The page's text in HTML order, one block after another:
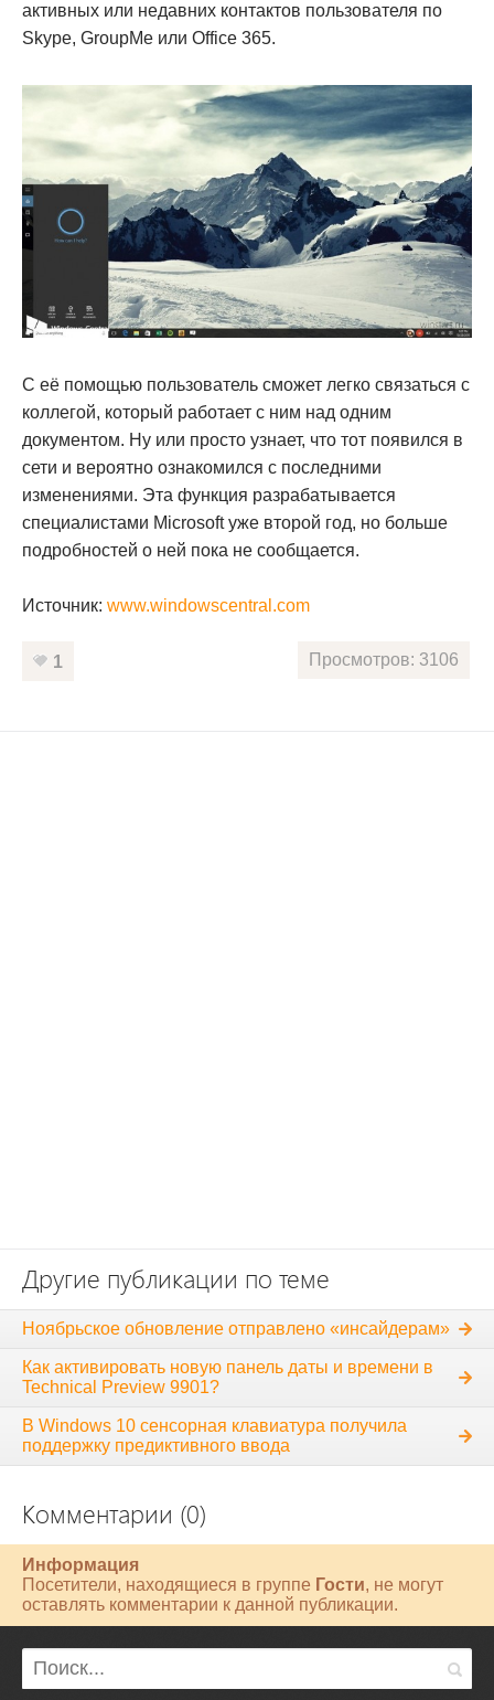
активных или недавних контактов пользователя по
Skype, GroupMe или Office 365.
С её помощью пользователь сможет легко связаться с
коллегой, который работает с ним над одним
документом. Ну или просто узнает, что тот появился в
сети и вероятно ознакомился с последними
изменениями. Эта функция разрабатывается
специалистами Microsoft уже второй год, но больше
подробностей о ней пока не сообщается.
Источник: www.windowscentral.com
1 Просмотров: 3106
Другие публикации по теме
Ноябрьское обновление отправлено «инсайдерам»
Как активировать новую панель даты и времени в
Technical Preview 9901?
В Windows 10 сенсорная клавиатура получила
поддержку предиктивного ввода
Комментарии (0)
Информация
Посетители, находящиеся в группе Гости, не могут
оставлять комментарии к данной публикации.